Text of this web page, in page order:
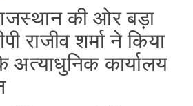
की ओर बड़ा
राजीव शर्मा ने किया
अत्याधुनिक कार्यालय